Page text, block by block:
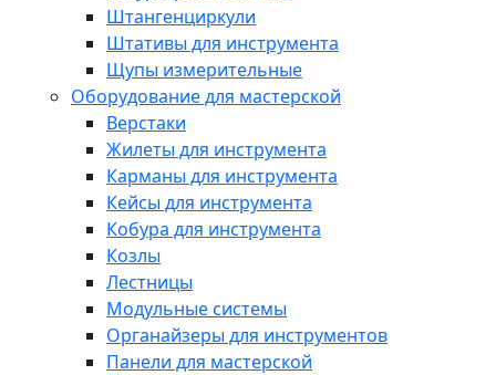
Штангенциркули
Штативы для инструмента
Щупы измерительные
Оборудование для мастерской
Верстаки
Жилеты для инструмента
Карманы для инструмента
Кейсы для инструмента
Кобура для инструмента
Козлы
Лестницы
Модульные системы
Органайзеры для инструментов
Панели для мастерской